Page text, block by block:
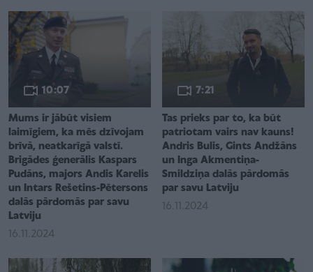
10:07
Mums ir jābūt visiem
laimīgiem, ka mēs dzīvojam
brīvā, neatkarīgā valstī.
Brigādes ģenerālis Kaspars
Pudāns, majors Andis Karelis
un Intars Rešetins-Pētersons
dalās pārdomās par savu
Latviju
16.11.2024
7:21
Tas prieks par to, ka būt
patriotam vairs nav kauns!
Andris Bulis, Gints Andžāns
un Inga Akmentiņa-
Smildziņa dalās pārdomās
par savu Latviju
16.11.2024